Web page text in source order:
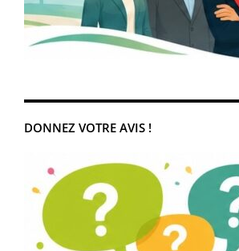
DONNEZ VOTRE AVIS !